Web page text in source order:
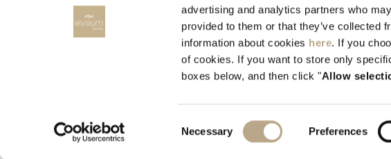
advertising and analytics partners who
provided to them or that they’ve collected
information about cookies here. If you
of cookies. If you want to store only
boxes below, and then click "Allow
Selection
Necessary Preferences
ПРОКАТ АВТОМОБИЛЯ
RODOS CARS, Rent a car